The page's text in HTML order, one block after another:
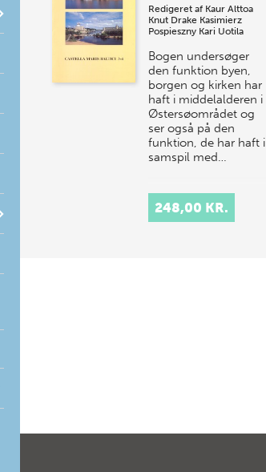
Redigeret af Kaur Alttoa
Knut Drake Kasimierz
Pospieszny Kari Uotila
Bogen undersøger
den funktion byen,
borgen og kirken har
haft i middelalderen i
Østersøområdet og
ser også på den
funktion, de har haft i
samspil med…
248,00 KR.